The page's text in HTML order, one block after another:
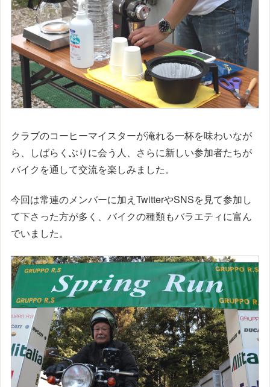
クラブのコーヒーマイスターが淹れる一杯を味わいなが
ら、しばらくぶりに会う人、さらに新しい参加者たちが
バイクを通して交流を楽しみました。
今回は常連のメンバーに加えTwitterやSNSを見て参加し
て下さった方が多く、バイクの種類もバラエティに富ん
でいました。